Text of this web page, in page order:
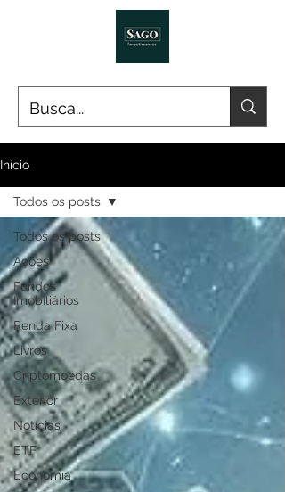
Início
Todos os posts
Ações
Fundos
Imobiliários
Renda Fixa
Livros
Criptomoedas
Exterior
Notícias
ETF
Economia
Todos os posts